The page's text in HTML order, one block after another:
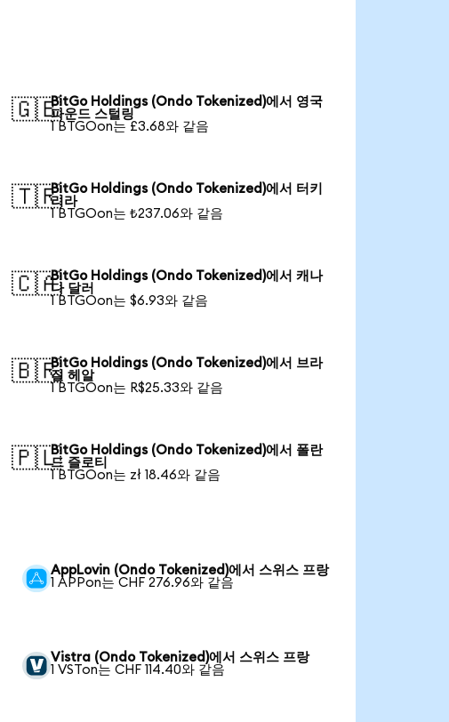
🇬🇧BitGo Holdings (Ondo Tokenized)에서 영국
파운드 스털링
1 BTGOon는 £3.68와 같음
🇹🇷BitGo Holdings (Ondo Tokenized)에서 터키
리라
1 BTGOon는 ₺237.06와 같음
🇨🇦BitGo Holdings (Ondo Tokenized)에서 캐나
다 달러
1 BTGOon는 $6.93와 같음
🇧🇷BitGo Holdings (Ondo Tokenized)에서 브라
질 헤알
1 BTGOon는 R$25.33와 같음
🇵🇱BitGo Holdings (Ondo Tokenized)에서 폴란
드 즐로티
1 BTGOon는 zł 18.46와 같음
AppLovin (Ondo Tokenized)에서 스위스 프랑
1 APPon는 CHF 276.96와 같음
Vistra (Ondo Tokenized)에서 스위스 프랑
1 VSTon는 CHF 114.40와 같음